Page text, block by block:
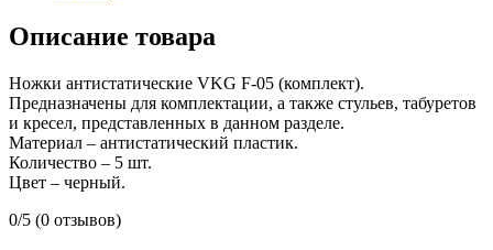
Описание товара
Ножки антистатические VKG F-05 (комплект).
Предназначены для комплектации, а также стульев, табуретов
и кресел, представленных в данном разделе.
Материал – антистатический пластик.
Количество – 5 шт.
Цвет – черный.
0/5 (0 отзывов)